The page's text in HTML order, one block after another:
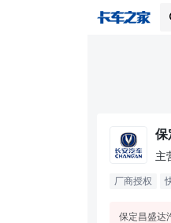
保
主
厂商授权
保定昌盛达